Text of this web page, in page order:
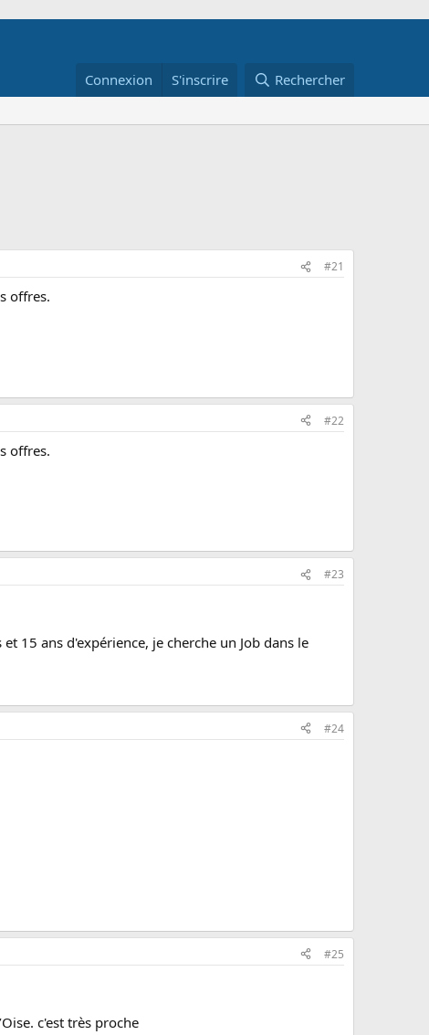
Connexion S'inscrire Rechercher
#21
offres.
#22
offres.
#23
15 ans d'expérience, je cherche un Job dans le
#24
#25
c'est très proche